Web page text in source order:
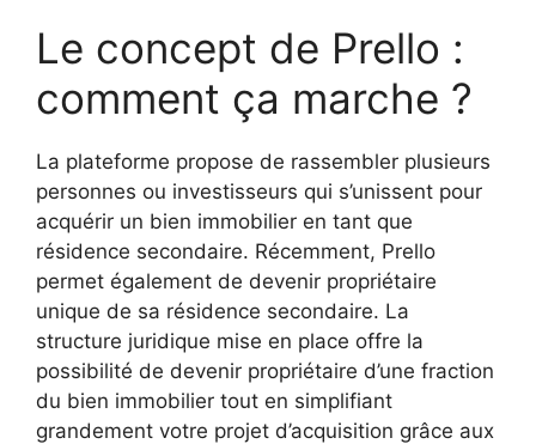
Le concept de Prello :
comment ça marche ?
La plateforme propose de rassembler plusieurs
personnes ou investisseurs qui s’unissent pour
acquérir un bien immobilier en tant que
résidence secondaire. Récemment, Prello
permet également de devenir propriétaire
unique de sa résidence secondaire. La
structure juridique mise en place offre la
possibilité de devenir propriétaire d’une fraction
du bien immobilier tout en simplifiant
grandement votre projet d’acquisition grâce aux